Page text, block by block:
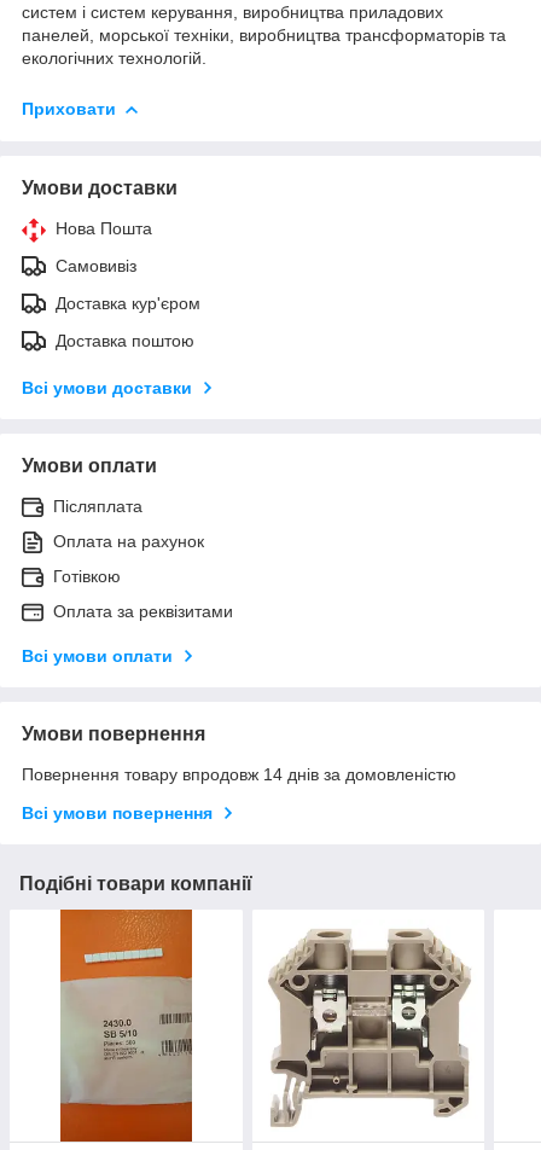
систем і систем керування, виробництва приладових
панелей, морської техніки, виробництва трансформаторів та
екологічних технологій.
Приховати
Умови доставки
Нова Пошта
Самовивіз
Доставка кур'єром
Доставка поштою
Всі умови доставки
Умови оплати
Післяплата
Оплата на рахунок
Готівкою
Оплата за реквізитами
Всі умови оплати
Умови повернення
Повернення товару впродовж 14 днів за домовленістю
Всі умови повернення
Подібні товари компанії